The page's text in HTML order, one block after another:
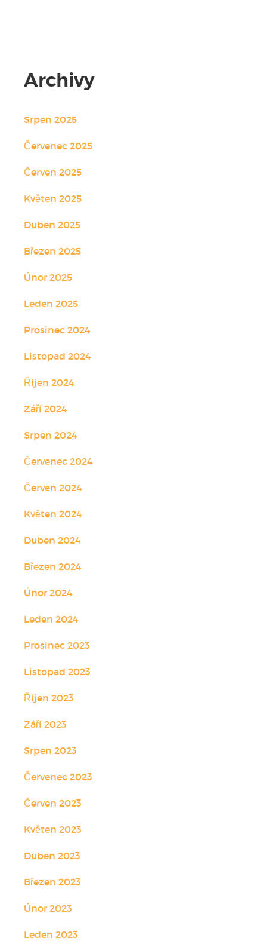
Archivy
Srpen 2025
Červenec 2025
Červen 2025
Květen 2025
Duben 2025
Březen 2025
Únor 2025
Leden 2025
Prosinec 2024
Listopad 2024
Říjen 2024
Září 2024
Srpen 2024
Červenec 2024
Červen 2024
Květen 2024
Duben 2024
Březen 2024
Únor 2024
Leden 2024
Prosinec 2023
Listopad 2023
Říjen 2023
Září 2023
Srpen 2023
Červenec 2023
Červen 2023
Květen 2023
Duben 2023
Březen 2023
Únor 2023
Leden 2023